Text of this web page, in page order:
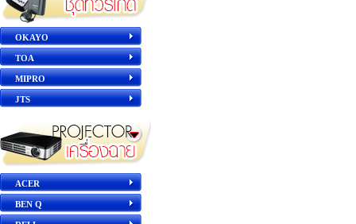
OKAYO
TOA
MIPRO
JTS
ACER
BEN Q